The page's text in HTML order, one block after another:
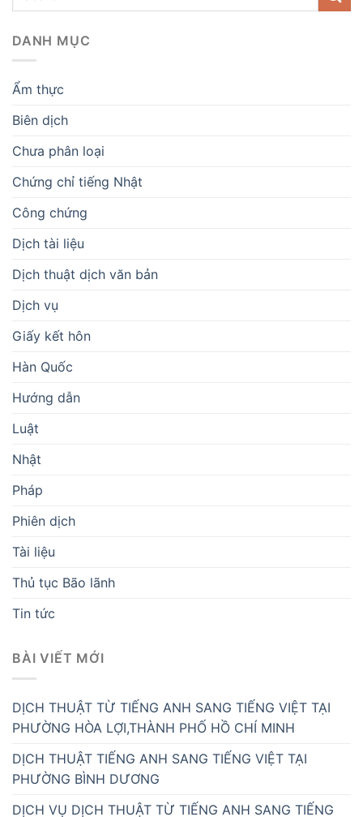
DANH MỤC
Ẩm thực
Biên dịch
Chưa phân loại
Chứng chỉ tiếng Nhật
Công chứng
Dịch tài liệu
Dịch thuật dịch văn bản
Dịch vụ
Giấy kết hôn
Hàn Quốc
Hướng dẫn
Luật
Nhật
Pháp
Phiên dịch
Tài liệu
Thủ tục Bão lãnh
Tin tức
BÀI VIẾT MỚI
DỊCH THUẬT TỪ TIẾNG ANH SANG TIẾNG VIỆT TẠI
PHƯỜNG HÒA LỢI,THÀNH PHỐ HỒ CHÍ MINH
DỊCH THUẬT TIẾNG ANH SANG TIẾNG VIỆT TẠI
PHƯỜNG BÌNH DƯƠNG
DỊCH VỤ DỊCH THUẬT TỪ TIẾNG ANH SANG TIẾNG